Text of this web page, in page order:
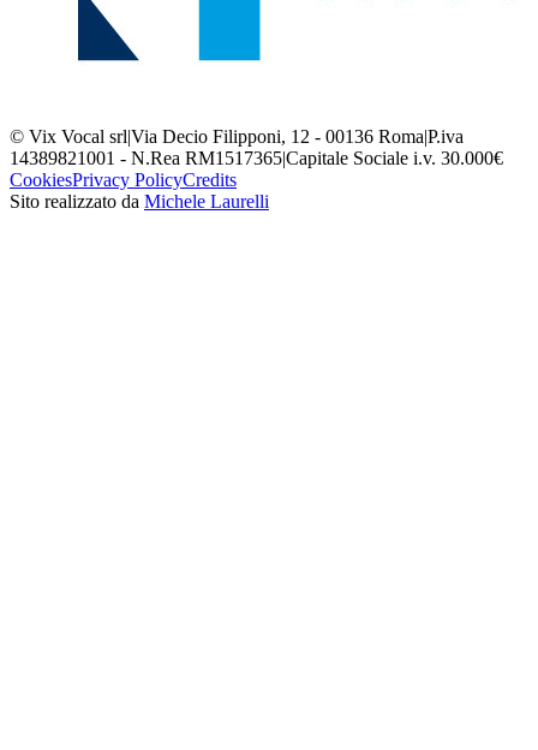
© Vix Vocal srlVia Decio Filipponi, 12 - 00136 RomaP.iva
14389821001 - N.Rea RM1517365Capitale Sociale i.v. 30.000€
CookiesPrivacy PolicyCredits
Sito realizzato da Michele Laurelli